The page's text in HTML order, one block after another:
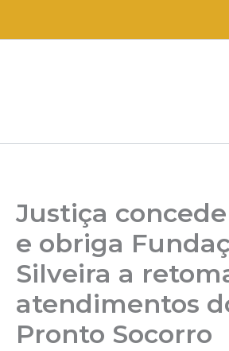
Justiça
e obriga
Silveira a
atendimentos
Pronto Socorro